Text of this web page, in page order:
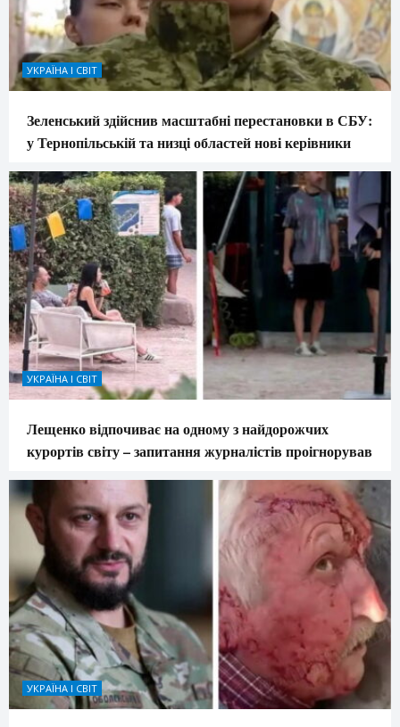
УКРАЇНА І СВІТ
Зеленський здійснив масштабні перестановки в СБУ:
у Тернопільській та низці областей нові керівники
УКРАЇНА І СВІТ
Лещенко відпочиває на одному з найдорожчих
курортів світу – запитання журналістів проігнорував
УКРАЇНА І СВІТ